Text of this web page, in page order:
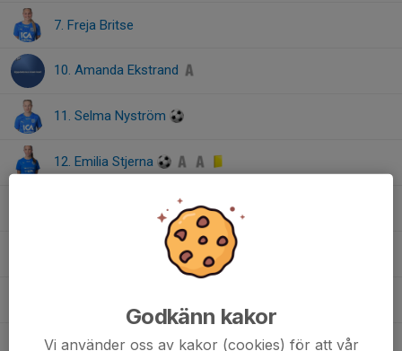
7. Freja Britse
10. Amanda Ekstrand
11. Selma Nyström
12. Emilia Stjerna
13. Filippa Karlberg
15. Felicia Zetterberg
20. Maja Lewander
Godkänn kakor
Vi använder oss av kakor (cookies) för att vår